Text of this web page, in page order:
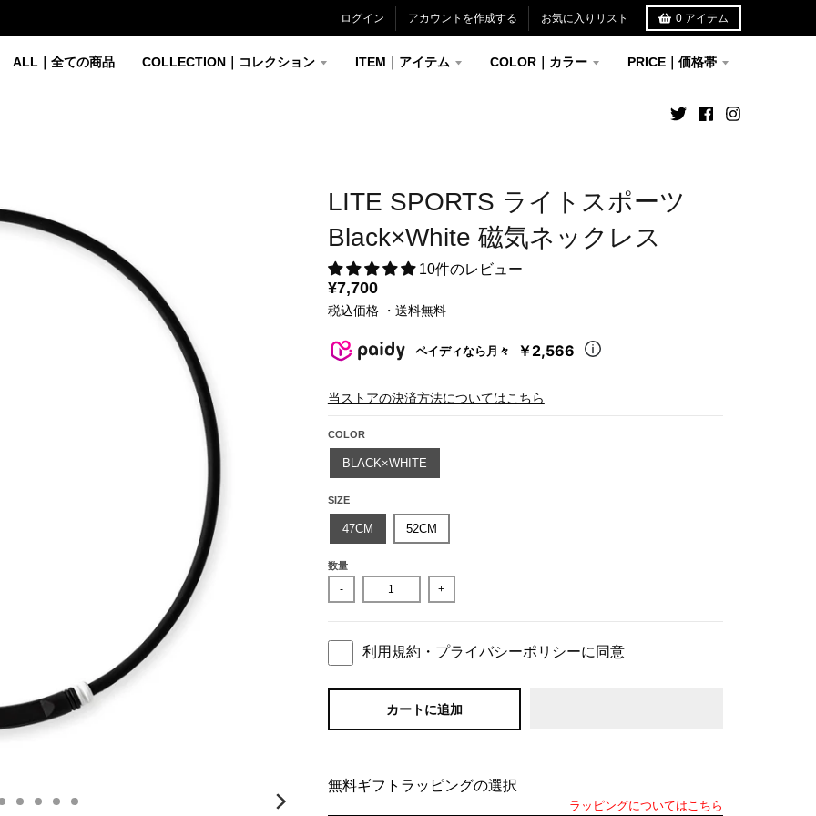
ログイン アカウントを作成する お気に入りリスト 0 アイテム
ALL｜全ての商品 COLLECTION｜コレクション ITEM｜アイテム COLOR｜カラー PRICE｜価格帯
LITE SPORTS ライトスポーツ
Black×White 磁気ネックレス
10件のレビュー
¥7,700
税込価格 ・送料無料
ペイディなら月々 ￥2,566
当ストアの決済方法についてはこちら
COLOR
BLACK×WHITE
SIZE
47CM 52CM
数量
- +
利用規約 ・ プライバシーポリシーに同意
カートに追加
無料ギフトラッピングの選択
ラッピングについてはこちら